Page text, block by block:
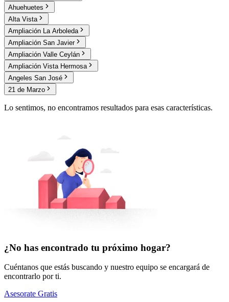
Ahuehuetes
Alta Vista
Ampliación La Arboleda
Ampliación San Javier
Ampliación Valle Ceylán
Ampliación Vista Hermosa
Angeles San José
21 de Marzo
Lo sentimos, no encontramos resultados para esas características.
¿No has encontrado tu próximo hogar?
Cuéntanos que estás buscando y nuestro equipo se encargará de
encontrarlo por ti.
Asesorate Gratis